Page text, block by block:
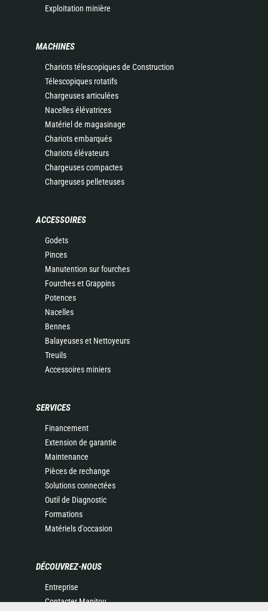
Exploitation minière
MACHINES
Chariots télescopiques de Construction
Télescopiques rotatifs
Chargeuses articulées
Nacelles élévatrices
Matériel de magasinage
Chariots embarqués
Chariots élévateurs
Chargeuses compactes
Chargeuses pelleteuses
ACCESSOIRES
Godets
Pinces
Manutention sur fourches
Fourches et Grappins
Potences
Nacelles
Bennes
Balayeuses et Nettoyeurs
Treuils
Accessoires miniers
SERVICES
Financement
Extension de garantie
Maintenance
Pièces de rechange
Solutions connectées
Outil de Diagnostic
Formations
Matériels d'occasion
DÉCOUVREZ-NOUS
Entreprise
Contacter Manitou